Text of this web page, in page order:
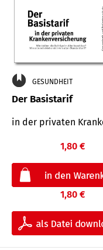
GESUNDHEIT
Der Basistarif
in der privaten
1,80 €
1,80 €